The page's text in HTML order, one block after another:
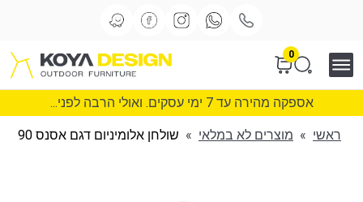
0
אספקה מהירה עד 7 ימי עסקים. ואולי הרבה לפני...
ראשי » מוצרים לא במלאי » שולחן אלומיניום דגם אסנס 90